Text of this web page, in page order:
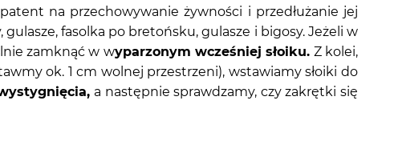
na przechowywanie żywności i przedłużanie jej
fasolka po bretońsku, gulasze i bigosy. Jeżeli w
zamknąć w wyparzonym wcześniej słoiku. Z kolei,
ok. 1 cm wolnej przestrzeni), wstawiamy słoiki do
a następnie sprawdzamy, czy zakrętki się